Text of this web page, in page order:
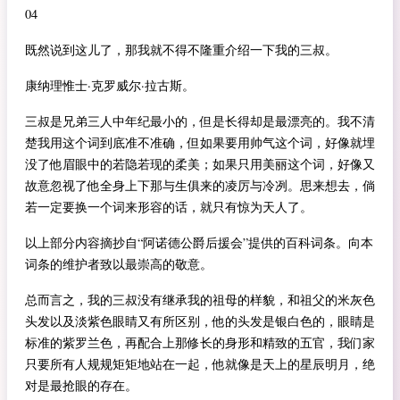
04
既然说到这儿了，那我就不得不隆重介绍一下我的三叔。
康纳理惟士·克罗威尔·拉古斯。
三叔是兄弟三人中年纪最小的，但是长得却是最漂亮的。我不清
楚我用这个词到底准不准确，但如果要用帅气这个词，好像就埋
没了他眉眼中的若隐若现的柔美；如果只用美丽这个词，好像又
故意忽视了他全身上下那与生俱来的凌厉与冷冽。思来想去，倘
若一定要换一个词来形容的话，就只有惊为天人了。
以上部分内容摘抄自“阿诺德公爵后援会”提供的百科词条。向本
词条的维护者致以最崇高的敬意。
总而言之，我的三叔没有继承我的祖母的样貌，和祖父的米灰色
头发以及淡紫色眼睛又有所区别，他的头发是银白色的，眼睛是
标准的紫罗兰色，再配合上那修长的身形和精致的五官，我们家
只要所有人规规矩矩地站在一起，他就像是天上的星辰明月，绝
对是最抢眼的存在。